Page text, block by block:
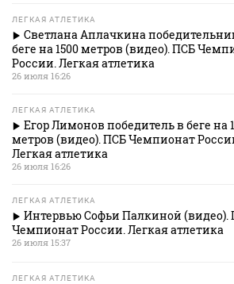
ЛЕГКАЯ АТЛЕТИКА
Светлана Аплачкина
беге на 1500 метров (видео). ПСБ
России. Легкая атлетика
26 июля 16:26
ЛЕГКАЯ АТЛЕТИКА
Егор Лимонов победитель в беге на
метров (видео). ПСБ Чемпионат
Легкая атлетика
26 июля 16:26
ЛЕГКАЯ АТЛЕТИКА
Интервью Софьи Палкиной (видео).
Чемпионат России. Легкая атлетика
26 июля 15:37
ЛЕГКАЯ АТЛЕТИКА